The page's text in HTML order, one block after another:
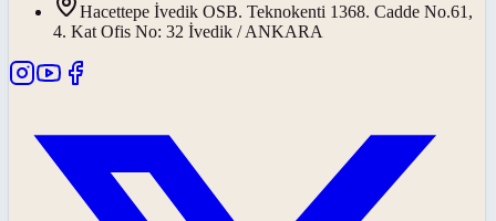
Hacettepe İvedik OSB. Teknokenti 1368. Cadde No.61,
4. Kat Ofis No: 32 İvedik / ANKARA